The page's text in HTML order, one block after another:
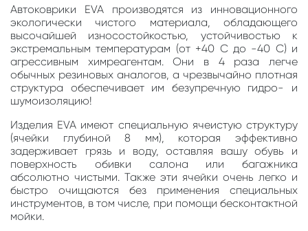
Автоковрики EVA производятся из инновационного
экологически чистого материала, обладающего
высочайшей износостойкостью, устойчивостью к
экстремальным температурам (от +40 С до -40 С) и
агрессивным химреагентам. Они в 4 раза легче
обычных резиновых аналогов, а чрезвычайно плотная
структура обеспечивает им безупречную гидро- и
шумоизоляцию!
Изделия EVA имеют специальную ячеистую структуру
(ячейки глубиной 8 мм), которая эффективно
задерживает грязь и воду, оставляя вашу обувь и
поверхность обивки салона или багажника
абсолютно чистыми. Также эти ячейки очень легко и
быстро очищаются без применения специальных
инструментов, в том числе, при помощи бесконтактной
мойки.